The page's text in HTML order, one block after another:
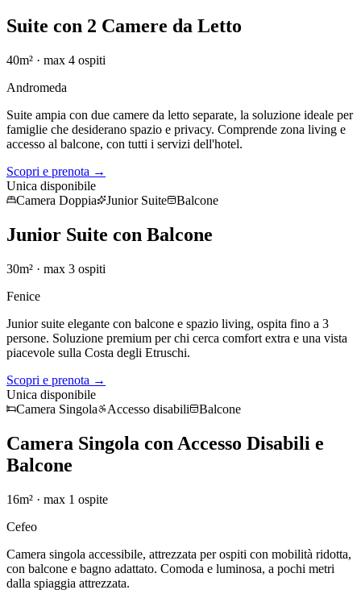
Suite con 2 Camere da Letto
40m² · max 4 ospiti
Andromeda
Suite ampia con due camere da letto separate, la soluzione ideale per
famiglie che desiderano spazio e privacy. Comprende zona living e
accesso al balcone, con tutti i servizi dell'hotel.
Scopri e prenota →
Unica disponibile
Camera Doppia
Junior Suite Balcone
Junior Suite con Balcone
30m² · max 3 ospiti
Fenice
Junior suite elegante con balcone e spazio living, ospita fino a 3
persone. Soluzione premium per chi cerca comfort extra e una vista
piacevole sulla Costa degli Etruschi.
Scopri e prenota →
Unica disponibile
Camera Singola
Accesso disabili Balcone
Camera Singola con Accesso Disabili e
Balcone
16m² · max 1 ospite
Cefeo
Camera singola accessibile, attrezzata per ospiti con mobilità ridotta,
con balcone e bagno adattato. Comoda e luminosa, a pochi metri
dalla spiaggia attrezzata.